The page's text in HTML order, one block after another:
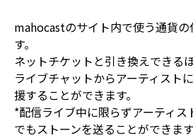
mahocastのサイト内で使う通貨
す。
ネットチケットと引き換えできる
ライブチャットからアーティスト
援することができます。
*配信ライブ中に限らずアーティ
でもストーンを送ることができます